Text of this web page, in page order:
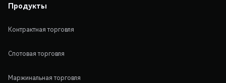
Продукты
Контрактная торговля
Спотовая торговля
Маржинальная торговля